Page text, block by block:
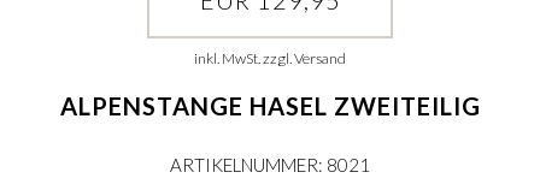
inkl. MwSt. zzgl. Versand
ALPENSTANGE HASEL ZWEITEILIG
ARTIKELNUMMER: 8021